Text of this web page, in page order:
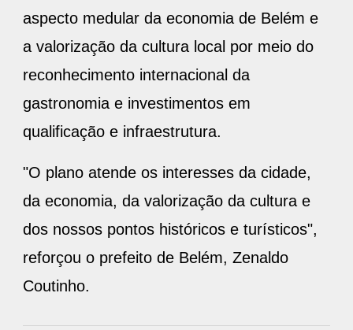
aspecto medular da economia de Belém e
a valorização da cultura local por meio do
reconhecimento internacional da
gastronomia e investimentos em
qualificação e infraestrutura.
"O plano atende os interesses da cidade,
da economia, da valorização da cultura e
dos nossos pontos históricos e turísticos",
reforçou o prefeito de Belém, Zenaldo
Coutinho.